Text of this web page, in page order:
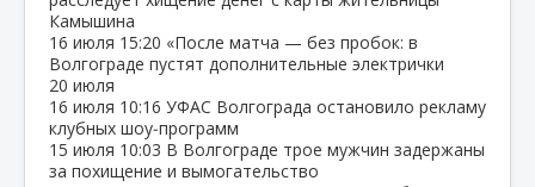
Камышина
16 июля 15:20 «После матча — без пробок: в
Волгограде пустят дополнительные электрички
20 июля
16 июля 10:16 УФАС Волгограда остановило рекламу
клубных шоу‑программ
15 июля 10:03 В Волгограде трое мужчин задержаны
за похищение и вымогательство